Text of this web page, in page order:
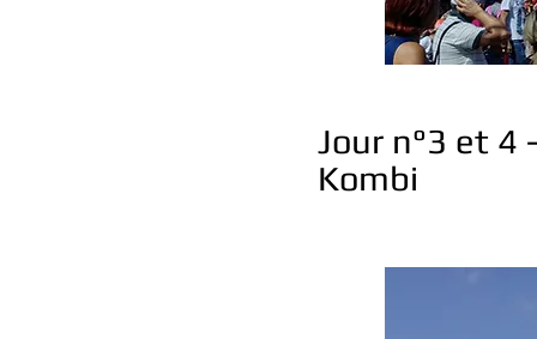
Jour n°3 et 4
Kombi